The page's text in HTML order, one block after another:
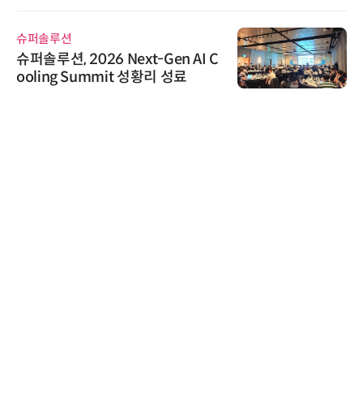
슈퍼솔루션
슈퍼솔루션, 2026 Next-Gen AI C
ooling Summit 성황리 성료